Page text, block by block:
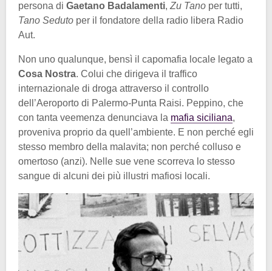
persona di Gaetano Badalamenti, Zu Tano per tutti,
Tano Seduto per il fondatore della radio libera Radio
Aut.
Non uno qualunque, bensì il capomafia locale legato a
Cosa Nostra. Colui che dirigeva il traffico
internazionale di droga attraverso il controllo
dell’Aeroporto di Palermo-Punta Raisi. Peppino, che
con tanta veemenza denunciava la mafia siciliana,
proveniva proprio da quell’ambiente. E non perché egli
stesso membro della malavita; non perché colluso e
omertoso (anzi). Nelle sue vene scorreva lo stesso
sangue di alcuni dei più illustri mafiosi locali.